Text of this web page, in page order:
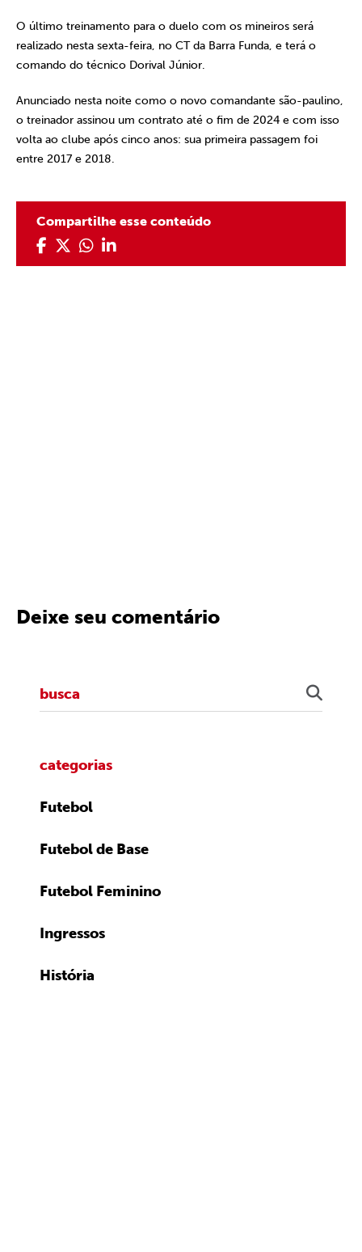
O último treinamento para o duelo com os mineiros será
realizado nesta sexta-feira, no CT da Barra Funda, e terá o
comando do técnico Dorival Júnior.
Anunciado nesta noite como o novo comandante são-paulino,
o treinador assinou um contrato até o fim de 2024 e com isso
volta ao clube após cinco anos: sua primeira passagem foi
entre 2017 e 2018.
Compartilhe esse conteúdo
Deixe seu comentário
categorias
Futebol
Futebol de Base
Futebol Feminino
Ingressos
História